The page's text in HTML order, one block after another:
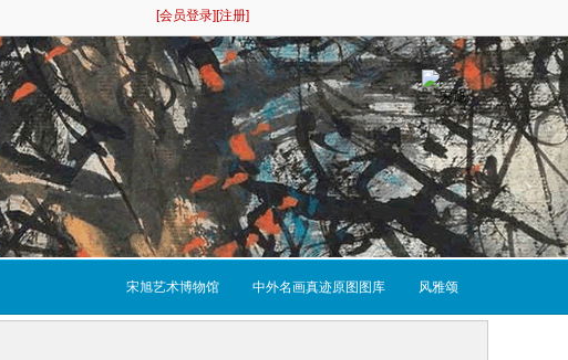
[会员登录][注册]
宋旭艺术博物馆 中外名画真迹原图图库 风雅颂